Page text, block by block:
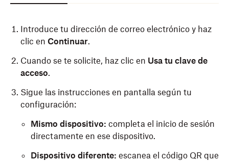
Introduce tu dirección de correo electrónico y haz
clic en Continuar.
Cuando se te solicite, haz clic en Usa tu clave de
acceso.
Sigue las instrucciones en pantalla según tu
configuración:
Mismo dispositivo: completa el inicio de sesión
directamente en ese dispositivo.
Dispositivo diferente: escanea el código QR que